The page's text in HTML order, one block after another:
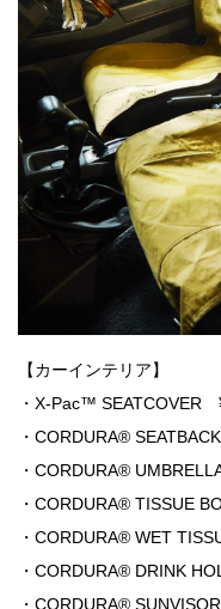
【カーインテリア】
・X-Pac™ SEATCOVER
・CORDURA®
・CORDURA®
・CORDURA® TISSUE
・CORDURA® WET
・CORDURA® DRINK
・CORDURA®